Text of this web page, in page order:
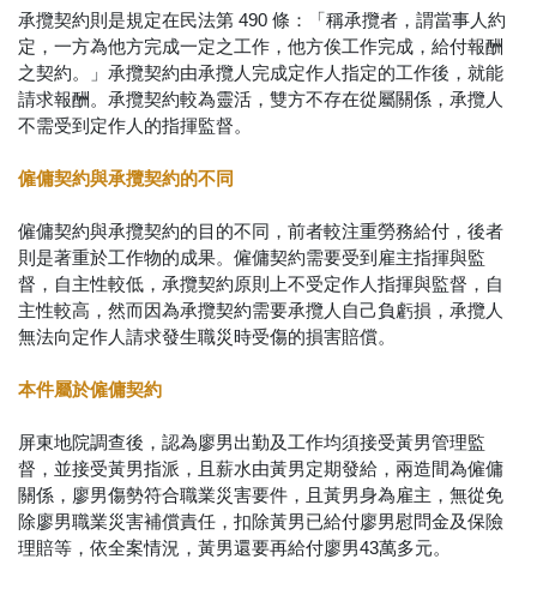
承攬契約則是規定在民法第 490 條：「稱承攬者，謂當事人約
定，一方為他方完成一定之工作，他方俟工作完成，給付報酬
之契約。」承攬契約由承攬人完成定作人指定的工作後，就能
請求報酬。承攬契約較為靈活，雙方不存在從屬關係，承攬人
不需受到定作人的指揮監督。
僱傭契約與承攬契約的不同
僱傭契約與承攬契約的目的不同，前者較注重勞務給付，後者
則是著重於工作物的成果。僱傭契約需要受到雇主指揮與監
督，自主性較低，承攬契約原則上不受定作人指揮與監督，自
主性較高，然而因為承攬契約需要承攬人自己負虧損，承攬人
無法向定作人請求發生職災時受傷的損害賠償。
本件屬於僱傭契約
屏東地院調查後，認為廖男出勤及工作均須接受黃男管理監
督，並接受黃男指派，且薪水由黃男定期發給，兩造間為僱傭
關係，廖男傷勢符合職業災害要件，且黃男身為雇主，無從免
除廖男職業災害補償責任，扣除黃男已給付廖男慰問金及保險
理賠等，依全案情況，黃男還要再給付廖男43萬多元。